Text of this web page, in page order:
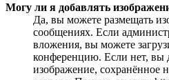
Могу ли я добавлять
Да, вы можете размещать
сообщениях. Если
вложения, вы можете
конференцию. Если нет, вы
изображение, сохранённое